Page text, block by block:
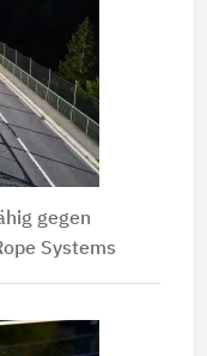
gegen
Systems